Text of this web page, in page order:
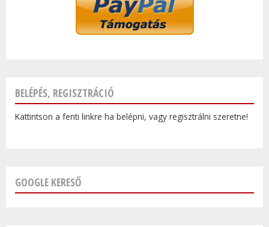
BELÉPÉS, REGISZTRÁCIÓ
Kattintson a fenti linkre ha belépni, vagy regisztrálni szeretne!
GOOGLE KERESŐ